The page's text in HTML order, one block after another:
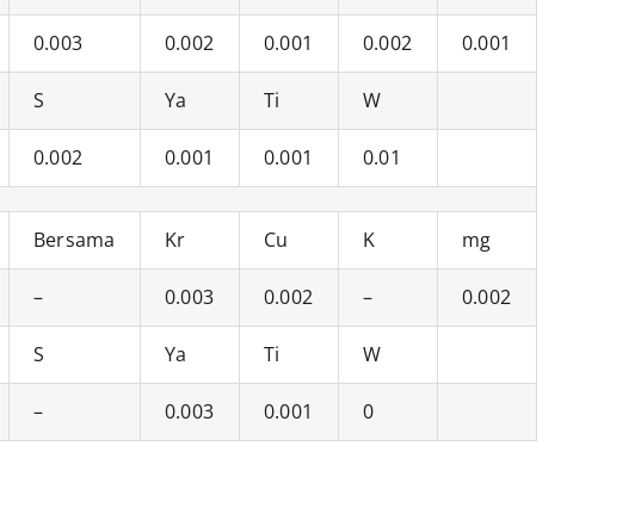
0.003 0.002 0.001 0.002 0.001
S Ya Ti W
0.002 0.001 0.001 0.01
Bersama Kr Cu K mg
– 0.003 0.002 – 0.002
S Ya Ti W
– 0.003 0.001 0